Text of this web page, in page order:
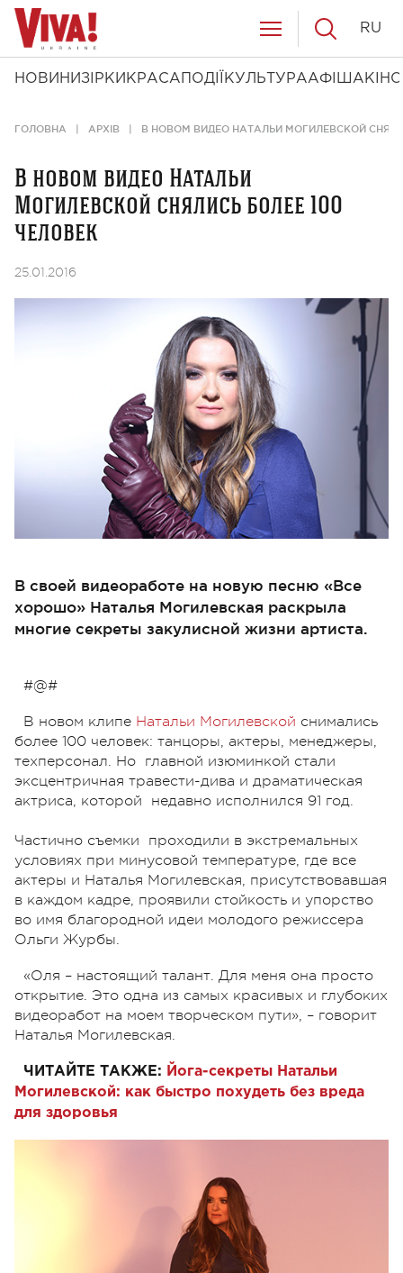
НОВИНИ ЗІРКИ КРАСА ПОДІЇ КУЛЬТУРААФІША КІНО
RU
ГОЛОВНА АРХІВ В НОВОМ ВИДЕО НАТАЛЬИ МОГИЛЕВСКОЙ
В новом видео Натальи
Могилевской снялись более 100
человек
25.01.2016
В своей видеоработе на новую песню «Все
хорошо» Наталья Могилевская раскрыла
многие секреты закулисной жизни артиста.
#@#
В новом клипе Натальи Могилевской снимались
более 100 человек: танцоры, актеры, менеджеры,
техперсонал. Но главной изюминкой стали
эксцентричная травести-дива и драматическая
актриса, которой недавно исполнился 91 год.
Частично съемки проходили в экстремальных
условиях при минусовой температуре, где все
актеры и Наталья Могилевская, присутствовавшая
в каждом кадре, проявили стойкость и упорство
во имя благородной идеи молодого режиссера
Ольги Журбы.
«Оля – настоящий талант. Для меня она просто
открытие. Это одна из самых красивых и глубоких
видеоработ на моем творческом пути», – говорит
Наталья Могилевская.
ЧИТАЙТЕ ТАКЖЕ: Йога-секреты Натальи
Могилевской: как быстро похудеть без вреда
для здоровья